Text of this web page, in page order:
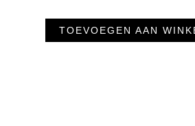
TOEVOEGEN AAN